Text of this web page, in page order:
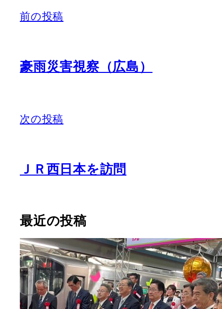
前の投稿
豪雨災害視察（広島）
次の投稿
ＪＲ西日本を訪問
最近の投稿